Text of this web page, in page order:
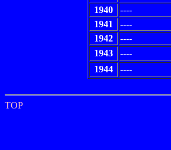
1940
----
1941
----
1942
----
1943
----
1944
----
TOP